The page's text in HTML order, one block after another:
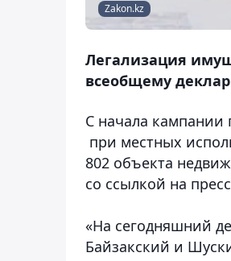
Zakon.kz
Легализация
всеобщему
С начала кампании
при местных
802 объекта
со ссылкой на
«На сегодняшний
Байзакский и